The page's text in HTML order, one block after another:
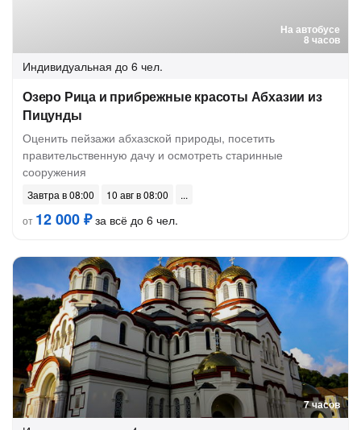
На автобусе
8 часов
Индивидуальная до 6 чел.
Озеро Рица и прибрежные красоты Абхазии из
Пицунды
Оценить пейзажи абхазской природы, посетить
правительственную дачу и осмотреть старинные
сооружения
Завтра в 08:00
10 авг в 08:00
от 12 000 ₽за всё до 6 чел.
7 часов